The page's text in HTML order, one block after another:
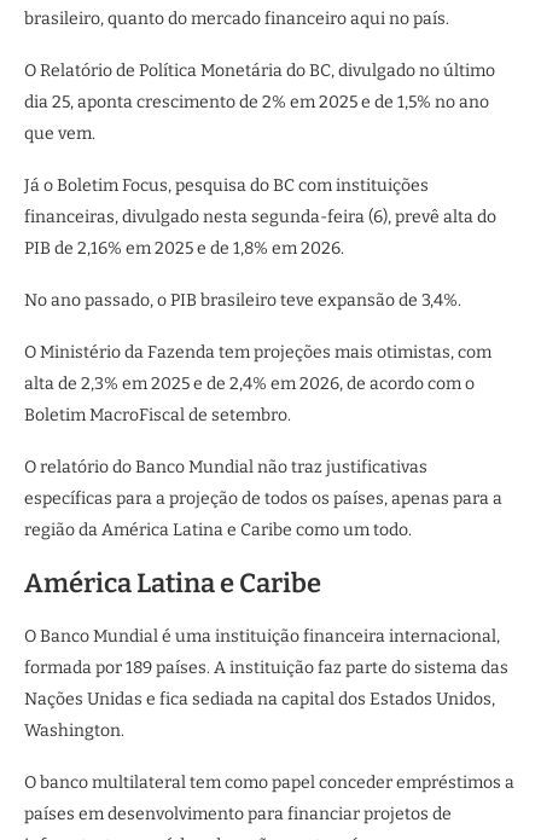
brasileiro, quanto do mercado financeiro aqui no país.
O Relatório de Política Monetária do BC, divulgado no último
dia 25, aponta crescimento de 2% em 2025 e de 1,5% no ano
que vem.
Já o Boletim Focus, pesquisa do BC com instituições
financeiras, divulgado nesta segunda-feira (6), prevê alta do
PIB de 2,16% em 2025 e de 1,8% em 2026.
No ano passado, o PIB brasileiro teve expansão de 3,4%.
O Ministério da Fazenda tem projeções mais otimistas, com
alta de 2,3% em 2025 e de 2,4% em 2026, de acordo com o
Boletim MacroFiscal de setembro.
O relatório do Banco Mundial não traz justificativas
específicas para a projeção de todos os países, apenas para a
região da América Latina e Caribe como um todo.
América Latina e Caribe
O Banco Mundial é uma instituição financeira internacional,
formada por 189 países. A instituição faz parte do sistema das
Nações Unidas e fica sediada na capital dos Estados Unidos,
Washington.
O banco multilateral tem como papel conceder empréstimos a
países em desenvolvimento para financiar projetos de